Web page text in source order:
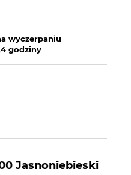
wyczerpaniu
godziny
Jasnoniebieski